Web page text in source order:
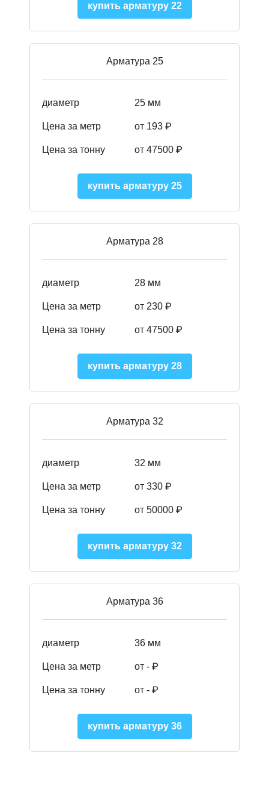
купить арматуру 22
Арматура 25
диаметр 25 мм
Цена за метр от 193 ₽
Цена за тонну от 47500 ₽
купить арматуру 25
Арматура 28
диаметр 28 мм
Цена за метр от 230 ₽
Цена за тонну от 47500 ₽
купить арматуру 28
Арматура 32
диаметр 32 мм
Цена за метр от 330 ₽
Цена за тонну от 50000 ₽
купить арматуру 32
Арматура 36
диаметр 36 мм
Цена за метр от - ₽
Цена за тонну от - ₽
купить арматуру 36